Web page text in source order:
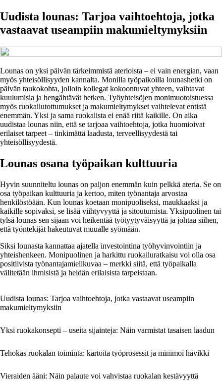
Uudista lounas: Tarjoa vaihtoehtoja, jotka
vastaavat useampiin makumieltymyksiin
Lounas on yksi päivän tärkeimmistä aterioista – ei vain energian, vaan
myös yhteisöllisyyden kannalta. Monilla työpaikoilla lounashetki on
päivän taukokohta, jolloin kollegat kokoontuvat yhteen, vaihtavat
kuulumisia ja hengähtävät hetken. Työyhteisöjen monimuotoistuessa
myös ruokailutottumukset ja makumieltymykset vaihtelevat entistä
enemmän. Yksi ja sama ruokalista ei enää riitä kaikille. On aika
uudistaa lounas niin, että se tarjoaa vaihtoehtoja, jotka huomioivat
erilaiset tarpeet – tinkimättä laadusta, terveellisyydestä tai
yhteisöllisyydestä.
Lounas osana työpaikan kulttuuria
Hyvin suunniteltu lounas on paljon enemmän kuin pelkkä ateria. Se on
osa työpaikan kulttuuria ja kertoo, miten työnantaja arvostaa
henkilöstöään. Kun lounas koetaan monipuoliseksi, maukkaaksi ja
kaikille sopivaksi, se lisää viihtyvyyttä ja sitoutumista. Yksipuolinen tai
tylsä lounas sen sijaan voi heikentää työtyytyväisyyttä ja johtaa siihen,
että työntekijät hakeutuvat muualle syömään.
Siksi lounasta kannattaa ajatella investointina työhyvinvointiin ja
yhteishenkeen. Monipuolinen ja harkittu ruokailuratkaisu voi olla osa
positiivista työnantajamielikuvaa – merkki siitä, että työpaikalla
välitetään ihmisistä ja heidän erilaisista tarpeistaan.
Uudista lounas: Tarjoa vaihtoehtoja, jotka vastaavat useampiin
makumieltymyksiin
Yksi ruokakonsepti – useita sijainteja: Näin varmistat tasaisen laadun
Tehokas ruokalan toiminta: kartoita työprosessit ja minimoi hävikki
Vieraiden ääni: Näin palaute voi vahvistaa ruokalan kestävyyttä